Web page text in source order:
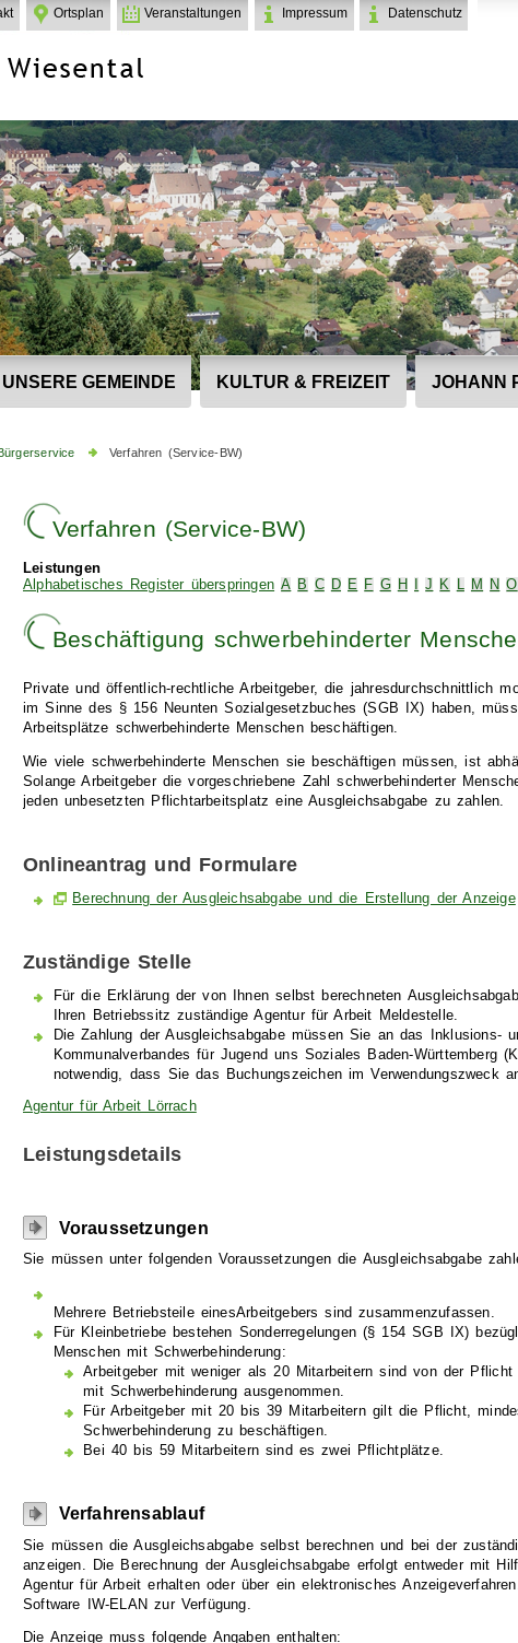
Ortsplan Veranstaltungen Impressum Datenschutz
UNSERE GEMEINDE KULTUR & FREIZEIT JOHANN
Verfahren (Service-BW)
Verfahren (Service-BW)
Leistungen
Alphabetisches Register überspringen A B C D E F G H J K L M N O
Beschäftigung schwerbehinderter
Private und öffentlich-rechtliche Arbeitgeber, die jahresdurchschnittlich
im Sinne des § 156 Neunten Sozialgesetzbuches (SGB IX) haben,
Arbeitsplätze schwerbehinderte Menschen beschäftigen.
Wie viele schwerbehinderte Menschen sie beschäftigen müssen, ist
Solange Arbeitgeber die vorgeschriebene Zahl schwerbehinderter
jeden unbesetzten Pflichtarbeitsplatz eine Ausgleichsabgabe zu zahlen.
Onlineantrag und Formulare
Berechnung der Ausgleichsabgabe und die Erstellung der Anzeige
Zuständige Stelle
Für die Erklärung der von Ihnen selbst berechneten
Ihren Betriebssitz zuständige Agentur für Arbeit Meldestelle.
Die Zahlung der Ausgleichsabgabe müssen Sie an das Inklusions-
Kommunalverbandes für Jugend uns Soziales Baden-Württemberg
notwendig, dass Sie das Buchungszeichen im Verwendungszweck
Agentur für Arbeit Lörrach
Leistungsdetails
Voraussetzungen
Sie müssen unter folgenden Voraussetzungen die Ausgleichsabgabe
Mehrere Betriebsteile einesArbeitgebers sind zusammenzufassen.
Für Kleinbetriebe bestehen Sonderregelungen (§ 154 SGB IX)
Menschen mit Schwerbehinderung:
Arbeitgeber mit weniger als 20 Mitarbeitern sind von der
mit Schwerbehinderung ausgenommen.
Für Arbeitgeber mit 20 bis 39 Mitarbeitern gilt die Pflicht,
Schwerbehinderung zu beschäftigen.
Bei 40 bis 59 Mitarbeitern sind es zwei Pflichtplätze.
Verfahrensablauf
Sie müssen die Ausgleichsabgabe selbst berechnen und bei der
anzeigen. Die Berechnung der Ausgleichsabgabe erfolgt entweder mit
Agentur für Arbeit erhalten oder über ein elektronisches
Software IW-ELAN zur Verfügung.
Die Anzeige muss folgende Angaben enthalten: